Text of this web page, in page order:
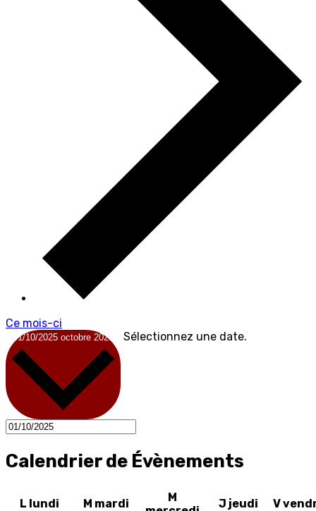
Ce mois-ci
01/10/2025 octobre 2025 Sélectionnez une date.
Calendrier de Évènements
L lundi M mardi
M
J jeudi V